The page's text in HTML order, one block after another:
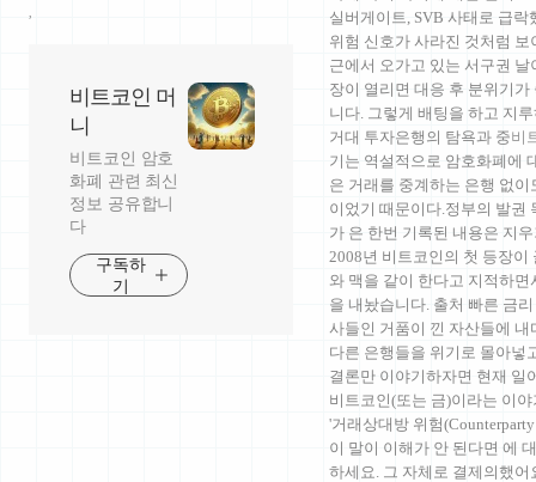
비트코인 머
니
비트코인 암호
화폐 관련 최신
정보 공유합니
다
구독하
기
실버게이트, SVB 사태로 급
위험 신호가 사라진 것처럼
근에서 오가고 있는 서구권
장이 열리면 대응 후 분위기
니다. 그렇게 배팅을 하고 지
거대 투자은행의 탐욕과 중비
기는 역설적으로 암호화폐에
은 거래를 중계하는 은행 없
이었기 때문이다.정부의 발권
가 은 한번 기록된 내용은 지
2008년 비트코인의 첫 등장
와 맥을 같이 한다고 지적하
을 내놨습니다. 출처 빠른 금
사들인 거품이 낀 자산들에
다른 은행들을 위기로 몰아넣
결론만 이야기하자면 현재 일
비트코인(또는 금)이라는 이
'거래상대방 위험
이 말이 이해가 안 된다면 에
하세요. 그 자체로 결제의했어